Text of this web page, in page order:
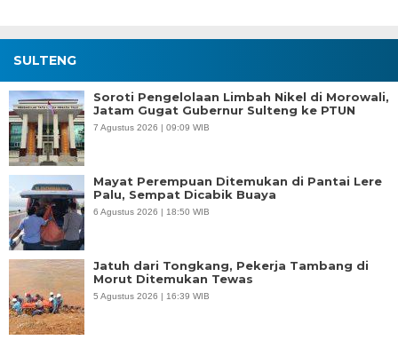
SULTENG
Soroti Pengelolaan Limbah Nikel di Morowali,
Jatam Gugat Gubernur Sulteng ke PTUN
7 Agustus 2026 | 09:09 WIB
Mayat Perempuan Ditemukan di Pantai Lere
Palu, Sempat Dicabik Buaya
6 Agustus 2026 | 18:50 WIB
Jatuh dari Tongkang, Pekerja Tambang di
Morut Ditemukan Tewas
5 Agustus 2026 | 16:39 WIB